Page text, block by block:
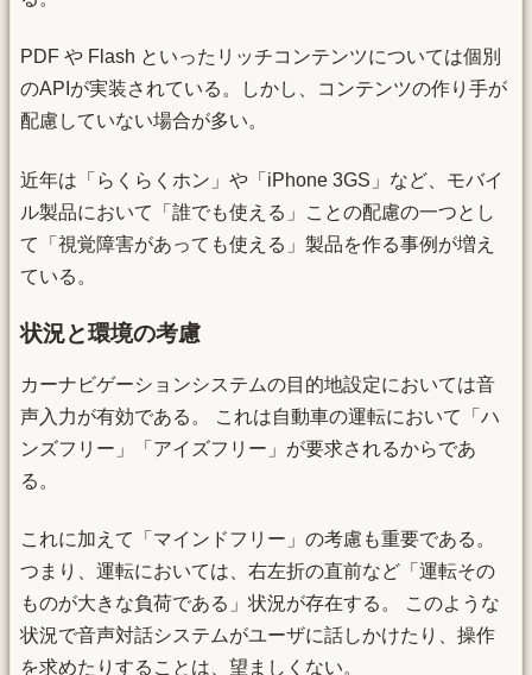
PDF や Flash といったリッチコンテンツについては個別
のAPIが実装されている。しかし、コンテンツの作り手が
配慮していない場合が多い。
近年は「らくらくホン」や「iPhone 3GS」など、モバイ
ル製品において「誰でも使える」ことの配慮の一つとし
て「視覚障害があっても使える」製品を作る事例が増え
ている。
状況と環境の考慮
カーナビゲーションシステムの目的地設定においては音
声入力が有効である。 これは自動車の運転において「ハ
ンズフリー」「アイズフリー」が要求されるからであ
る。
これに加えて「マインドフリー」の考慮も重要である。
つまり、運転においては、右左折の直前など「運転その
ものが大きな負荷である」状況が存在する。 このような
状況で音声対話システムがユーザに話しかけたり、操作
を求めたりすることは、望ましくない。